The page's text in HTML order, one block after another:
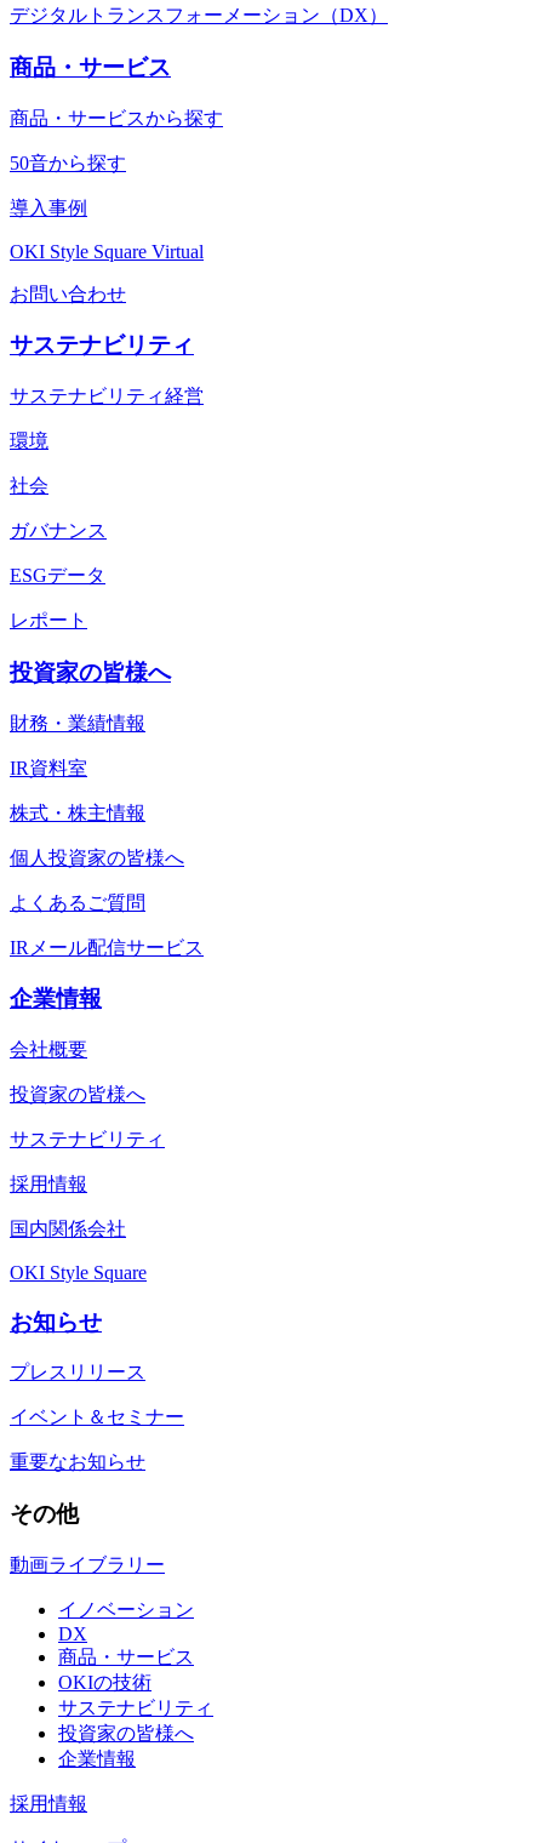
デジタルトランスフォーメーション（DX）
商品・サービス
商品・サービスから探す
50音から探す
導入事例
OKI Style Square Virtual
お問い合わせ
サステナビリティ
サステナビリティ経営
環境
社会
ガバナンス
ESGデータ
レポート
投資家の皆様へ
財務・業績情報
IR資料室
株式・株主情報
個人投資家の皆様へ
よくあるご質問
IRメール配信サービス
企業情報
会社概要
投資家の皆様へ
サステナビリティ
採用情報
国内関係会社
OKI Style Square
お知らせ
プレスリリース
イベント＆セミナー
重要なお知らせ
その他
動画ライブラリー
イノベーション
DX
商品・サービス
OKIの技術
サステナビリティ
投資家の皆様へ
企業情報
採用情報